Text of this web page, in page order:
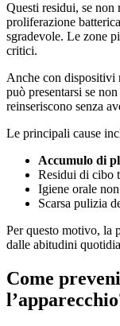
Questi residui, se non
proliferazione
sgradevole. Le zone
critici.
Anche con dispositivi
può presentarsi se
reinseriscono senza
Le principali cause
Accumulo di
Residui di cibo
Igiene orale
Scarsa pulizia
Per questo motivo, la
dalle abitudini
Come